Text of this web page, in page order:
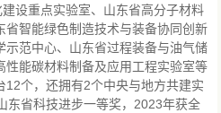
设重点实验室、山东省高分子材料
省智能绿色制造技术与装备协同创新
示范中心、山东省过程装备与油气储
性能碳材料制备及应用工程实验室等
个，还拥有2个中央与地方共建实
东省科技进步一等奖，2023年获全